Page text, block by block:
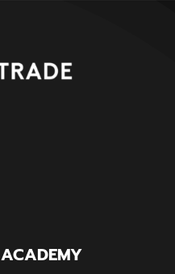
ACADEMY